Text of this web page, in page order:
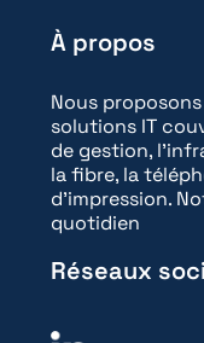
À propos
Nous
solutions IT
de gestion,
la fibre, la
d'impression.
quotidien
Réseaux